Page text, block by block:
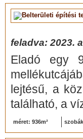
feladva: 2023.
Eladó egy
lejtésű, a
található, a
méret: 936m²